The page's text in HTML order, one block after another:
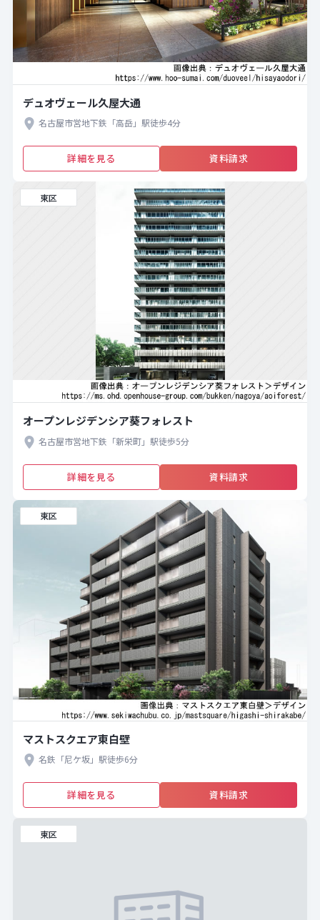
デュオヴェール久屋大通
名古屋市営地下鉄「高岳」駅徒歩4分
詳細を見る 資料請求
東区
オープンレジデンシア葵フォレスト
名古屋市営地下鉄「新栄町」駅徒歩5分
詳細を見る 資料請求
東区
マストスクエア東白壁
名鉄「尼ケ坂」駅徒歩6分
詳細を見る 資料請求
東区